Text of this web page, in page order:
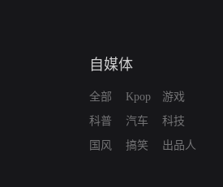
自媒体
全部
科普
国风
Kpop
汽车
搞笑
游戏
科技
出品人